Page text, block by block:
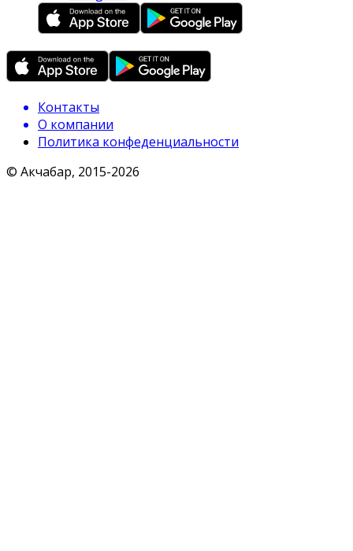
Контакты
О компании
Политика конфеденциальности
© Акчабар, 2015-2026